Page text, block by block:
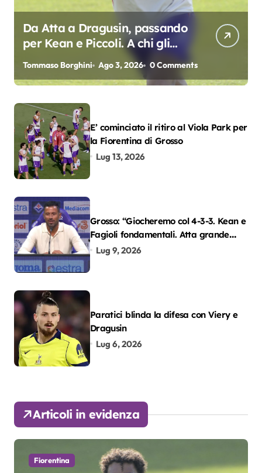
Da Atta a Dragusin, passando
per Kean e Piccoli. A chi gli
oscar del precampionato?
Tommaso Borghini Ago 3, 2026 0 Comments
E’ cominciato il ritiro al Viola Park per
la Fiorentina di Grosso
Lug 13, 2026
Grosso: “Giocheremo col 4-3-3. Kean e
Fagioli fondamentali. Atta grande
colpo”
Lug 9, 2026
Paratici blinda la difesa con Viery e
Dragusin
Lug 6, 2026
Articoli in evidenza
Fiorentina